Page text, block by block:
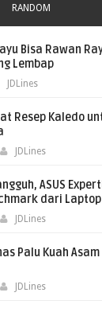
RANDOM
Bisa Rawan
Lembap
JDLines
Resep Kaledo
JDLines
ASUS
dari
JDLines
Palu Kuah
JDLines